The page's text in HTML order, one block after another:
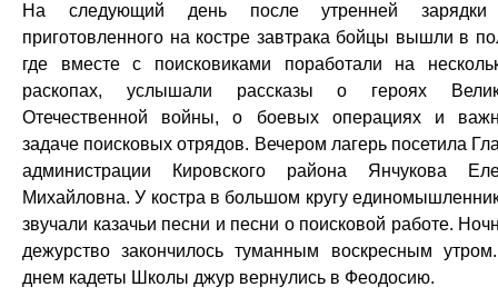
На следующий день после утренней
приготовленного на костре завтрака бойцы вышли в
где вместе с поисковиками поработали на
раскопах, услышали рассказы о героях
Отечественной войны, о боевых операциях и
задаче поисковых отрядов. Вечером лагерь посетила
администрации Кировского района Янчукова
Михайловна. У костра в большом кругу
звучали казачьи песни и песни о поисковой работе.
дежурство закончилось туманным воскресным
днем кадеты Школы джур вернулись в Феодосию.